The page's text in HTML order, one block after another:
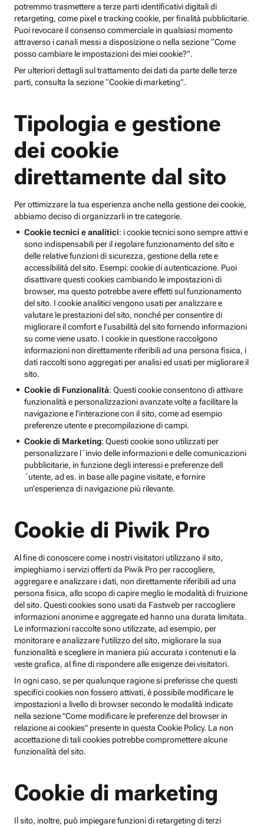
potremmo trasmettere a terze parti identificativi digitali di
retargeting, come pixel e tracking cookie, per finalità pubblicitarie.
Puoi revocare il consenso commerciale in qualsiasi momento
attraverso i canali messi a disposizione o nella sezione “Come
posso cambiare le impostazioni dei miei cookie?”.
Per ulteriori dettagli sul trattamento dei dati da parte delle terze
parti, consulta la sezione “Cookie di marketing”.
Tipologia e gestione
dei cookie
direttamente dal sito
Per ottimizzare la tua esperienza anche nella gestione dei cookie,
abbiamo deciso di organizzarli in tre categorie.
Cookie tecnici e analitici: i cookie tecnici sono sempre attivi e
sono indispensabili per il regolare funzionamento del sito e
delle relative funzioni di sicurezza, gestione della rete e
accessibilità del sito. Esempi: cookie di autenticazione. Puoi
disattivare questi cookies cambiando le impostazioni di
browser, ma questo potrebbe avere effetti sul funzionamento
del sito. I cookie analitici vengono usati per analizzare e
valutare le prestazioni del sito, nonché per consentire di
migliorare il comfort e l’usabilità del sito fornendo informazioni
su come viene usato. I cookie in questione raccolgono
informazioni non direttamente riferibili ad una persona fisica, i
dati raccolti sono aggregati per analisi ed usati per migliorare il
sito.
Cookie di Funzionalità: Questi cookie consentono di attivare
funzionalità e personalizzazioni avanzate volte a facilitare la
navigazione e l'interazione con il sito, come ad esempio
preferenze utente e precompilazione di campi.
Cookie di Marketing: Questi cookie sono utilizzati per
personalizzare l´invio delle informazioni e delle comunicazioni
pubblicitarie, in funzione degli interessi e preferenze dell
´utente, ad es. in base alle pagine visitate, e fornire
un’esperienza di navigazione più rilevante.
Cookie di Piwik Pro
Al fine di conoscere come i nostri visitatori utilizzano il sito,
impieghiamo i servizi offerti da Piwik Pro per raccogliere,
aggregare e analizzare i dati, non direttamente riferibili ad una
persona fisica, allo scopo di capire meglio le modalità di fruizione
del sito. Questi cookies sono usati da Fastweb per raccogliere
informazioni anonime e aggregate ed hanno una durata limitata.
Le informazioni raccolte sono utilizzate, ad esempio, per
monitorare e analizzare l'utilizzo del sito, migliorare la sua
funzionalità e scegliere in maniera più accurata i contenuti e la
veste grafica, al fine di rispondere alle esigenze dei visitatori.
In ogni caso, se per qualunque ragione si preferisse che questi
specifici cookies non fossero attivati, è possibile modificare le
impostazioni a livello di browser secondo le modalità indicate
nella sezione "Come modificare le preferenze del browser in
relazione ai cookies" presente in questa Cookie Policy. La non
accettazione di tali cookies potrebbe compromettere alcune
funzionalità del sito.
Cookie di marketing
Il sito, inoltre, può impiegare funzioni di retargeting di terzi